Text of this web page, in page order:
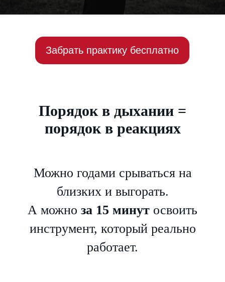
Забрать практику бесплатно
Порядок в дыхании =
порядок в реакциях
Можно годами срываться на
близких и выгорать.
А можно за 15 минут освоить
инструмент, который реально
работает.